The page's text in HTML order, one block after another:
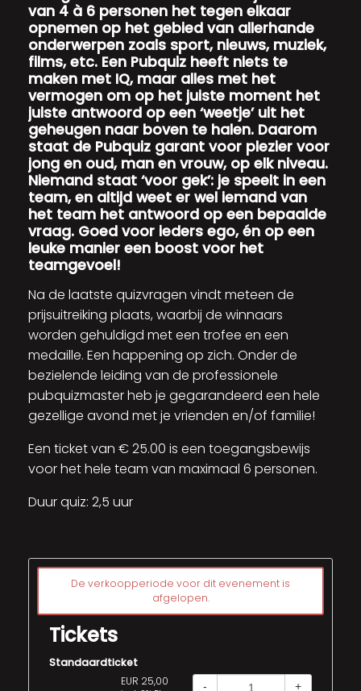
van 4 à 6 personen het tegen elkaar
opnemen op het gebied van allerhande
onderwerpen zoals sport, nieuws, muziek,
films, etc. Een Pubquiz heeft niets te
maken met IQ, maar alles met het
vermogen om op het juiste moment het
juiste antwoord op een ‘weetje’ uit het
geheugen naar boven te halen. Daarom
staat de Pubquiz garant voor plezier voor
jong en oud, man en vrouw, op elk niveau.
Niemand staat ‘voor gek’: je speelt in een
team, en altijd weet er wel iemand van
het team het antwoord op een bepaalde
vraag. Goed voor ieders ego, én op een
leuke manier een boost voor het
teamgevoel!
Na de laatste quizvragen vindt meteen de
prijsuitreiking plaats, waarbij de winnaars
worden gehuldigd met een trofee en een
medaille. Een happening op zich. Onder de
bezielende leiding van de professionele
pubquizmaster heb je gegarandeerd een hele
gezellige avond met je vrienden en/of familie!
Een ticket van € 25.00 is een toegangsbewijs
voor het hele team van maximaal 6 personen.
Duur quiz: 2,5 uur
De verkoopperiode voor dit evenement is
afgelopen.
Tickets
Standaardticket
EUR 25,00
- +